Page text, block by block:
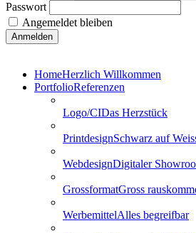
Passwort
Angemeldet bleiben
HomeHerzlich Willkommen
PortfolioReferenzen
Logo/CIDas Herzstück
PrintdesignSchwarz auf
WebdesignDigitaler
GrossformatGross
WerbemittelAlles begreifbar